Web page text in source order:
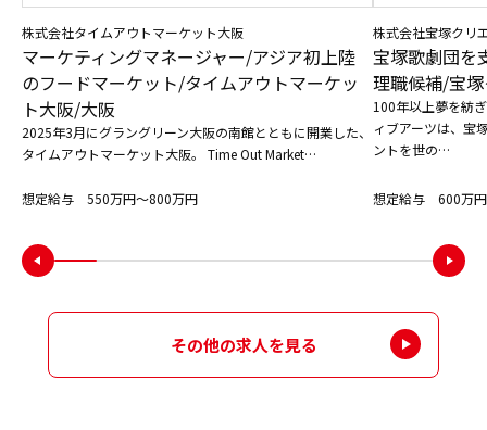
株式会社タイムアウトマーケット大阪
マーケティングマネージャー/アジア初上陸
のフードマーケット/タイムアウトマーケッ
ト大阪/大阪
2025年3月にグラングリーン大阪の南館とともに開業した、
タイムアウトマーケット大阪。 Time Out Market…
想定給与 550万円〜800万円
株式会社宝塚クリ
宝塚歌劇団を
理職候補/宝
100年以上夢を紡
ィブアーツは、宝
ントを世の…
想定給与 600万
その他の求人を見る